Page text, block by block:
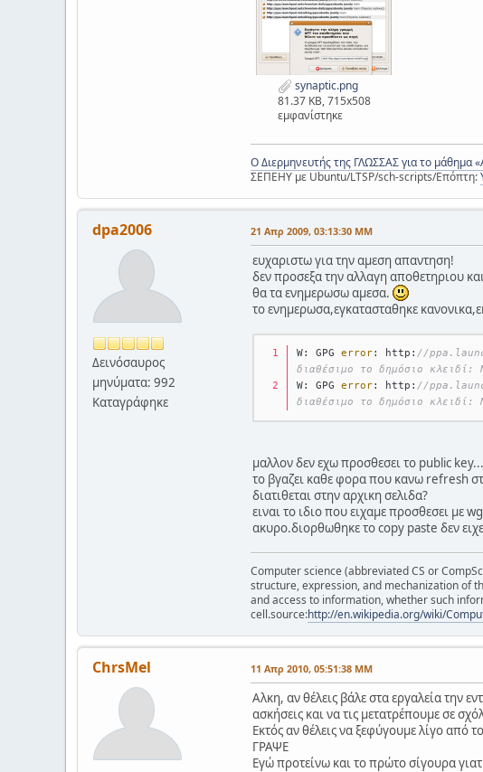
synaptic.png
81.37 KB, 715x508
εμφανίστηκε
Ο Διερμηνευτής της ΓΛΩΣΣΑΣ για το μάθημα
ΣΕΠΕΗΥ με Ubuntu/LTSP/sch-scripts/Επόπτη:
dpa2006
Δεινόσαυρος
μηνύματα: 992
Καταγράφηκε
21 Απρ 2009, 03:13:30 ΜΜ
ευχαριστω για την αμεση απαντηση!
δεν προσεξα την αλλαγη αποθετηριου
θα τα ενημερωσω αμεσα.
το ενημερωσα,εγκατασταθηκε
W: GPG error: http: //
διαθέσιμο το δημόσιο κλειδί:
W: GPG error: http: //
διαθέσιμο το δημόσιο κλειδί:
μαλλον δεν εχω προσθεσει το public key...
το βγαζει καθε φορα που κανω refresh
διατιθεται στην αρχικη σελιδα?
ειναι το ιδιο που ειχαμε προσθεσει με
ακυρο.διορθωθηκε το copy paste δεν
Computer science (abbreviated CS or
structure, expression, and mechanization of
and access to information, whether such
cell.source:http://en.wikipedia.org/wiki/
ChrsMel 11 Απρ 2010, 05:51:38 ΜΜ
Αλκη, αν θέλεις βάλε στα εργαλεία την
ασκήσεις και να τις μετατρέπουμε σε
Εκτός αν θέλεις να ξεφύγουμε λίγο
ΓΡΑΨΕ
Εγώ προτείνω και το πρώτο σίγουρα